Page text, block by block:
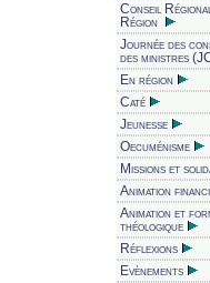
Conseil
Région
Journée des
des ministres
En région
Caté
Jeunesse
Oecuménisme
Missions et
Animation
Animation et
théologique
Réflexions
Evènements